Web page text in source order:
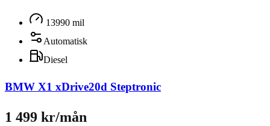
13990 mil
Automatisk
Diesel
BMW X1 xDrive20d Steptronic
1 499 kr/mån